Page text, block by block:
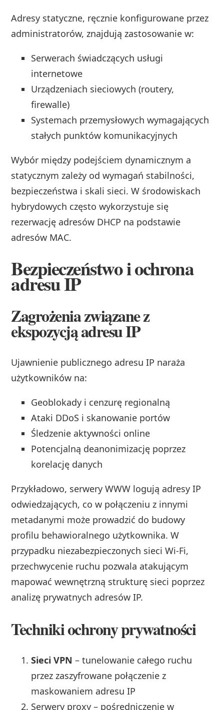
Adresy statyczne, ręcznie konfigurowane przez
administratorów, znajdują zastosowanie w:
Serwerach świadczących usługi
internetowe
Urządzeniach sieciowych (routery,
firewalle)
Systemach przemysłowych wymagających
stałych punktów komunikacyjnych
Wybór między podejściem dynamicznym a
statycznym zależy od wymagań stabilności,
bezpieczeństwa i skali sieci. W środowiskach
hybrydowych często wykorzystuje się
rezerwację adresów DHCP na podstawie
adresów MAC.
Bezpieczeństwo i ochrona
adresu IP
Zagrożenia związane z
ekspozycją adresu IP
Ujawnienie publicznego adresu IP naraża
użytkowników na:
Geoblokady i cenzurę regionalną
Ataki DDoS i skanowanie portów
Śledzenie aktywności online
Potencjalną deanonimizację poprzez
korelację danych
Przykładowo, serwery WWW logują adresy IP
odwiedzających, co w połączeniu z innymi
metadanymi może prowadzić do budowy
profilu behawioralnego użytkownika. W
przypadku niezabezpieczonych sieci Wi-Fi,
przechwycenie ruchu pozwala atakującym
mapować wewnętrzną strukturę sieci poprzez
analizę prywatnych adresów IP.
Techniki ochrony prywatności
Sieci VPN – tunelowanie całego ruchu
przez zaszyfrowane połączenie z
maskowaniem adresu IP
Serwery proxy – pośredniczenie w